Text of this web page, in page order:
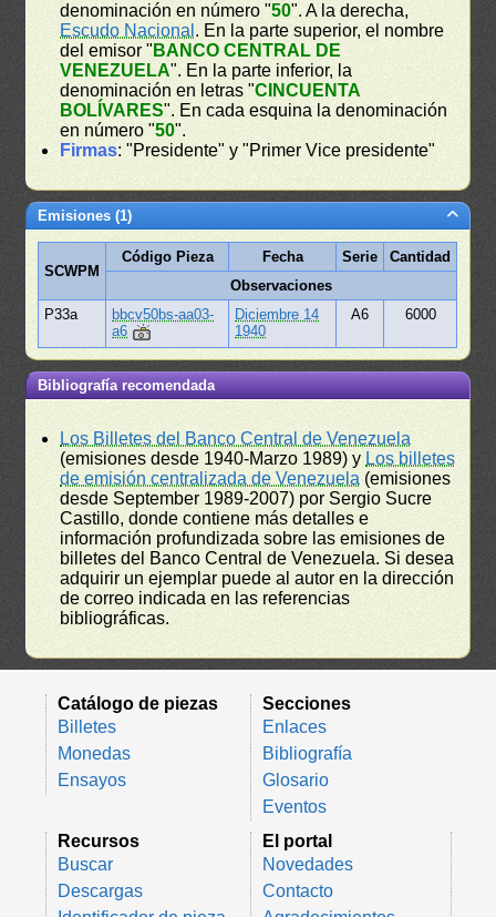
denominación en número "50". A la derecha,
Escudo Nacional . En la parte superior, el nombre
del emisor " BANCO CENTRAL DE
VENEZUELA". En la parte inferior, la
denominación en letras "CINCUENTA
BOLÍVARES". En cada esquina la denominación
en número "50".
Firmas: "Presidente" y "Primer Vice presidente"
Emisiones (1)
SCWPM
Código Pieza Fecha Serie
Cantidad
Observaciones
P33a
bbcv50bs-aa03-
a6
Diciembre 14
1940
A6 6000
Bibliografía recomendada
Los Billetes del Banco Central de Venezuela
(emisiones desde 1940-Marzo 1989) y Los billetes
de emisión centralizada de Venezuela (emisiones
desde September 1989-2007) por Sergio Sucre
Castillo, donde contiene más detalles e
información profundizada sobre las emisiones de
billetes del Banco Central de Venezuela. Si desea
adquirir un ejemplar puede al autor en la dirección
de correo indicada en las referencias
bibliográficas.
Catálogo de piezas
Billetes
Monedas
Ensayos
Secciones
Enlaces
Bibliografía
Glosario
Eventos
Recursos
Buscar
Descargas
El portal
Novedades
Contacto